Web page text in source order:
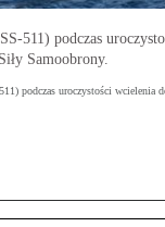
511) podczas
Samoobrony.
podczas uroczystości wcielenia